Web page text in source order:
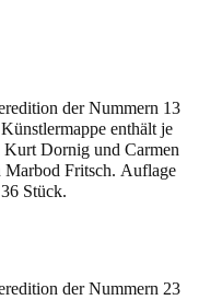
der Nummern 13
enthält je
Dornig und Carmen
Marbod Fritsch. Auflage
Stück.
der Nummern 23